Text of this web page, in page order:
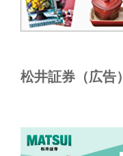
松井証券（広告）